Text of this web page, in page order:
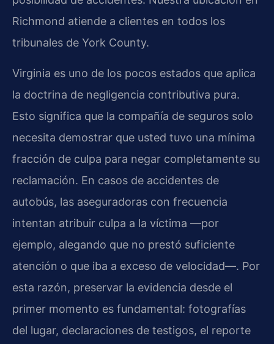
Richmond atiende a clientes en todos los
tribunales de York County.
Virginia es uno de los pocos estados que aplica
la doctrina de negligencia contributiva pura.
Esto significa que la compañía de seguros solo
necesita demostrar que usted tuvo una mínima
fracción de culpa para negar completamente su
reclamación. En casos de accidentes de
autobús, las aseguradoras con frecuencia
intentan atribuir culpa a la víctima —por
ejemplo, alegando que no prestó suficiente
atención o que iba a exceso de velocidad—. Por
esta razón, preservar la evidencia desde el
primer momento es fundamental: fotografías
del lugar, declaraciones de testigos, el reporte